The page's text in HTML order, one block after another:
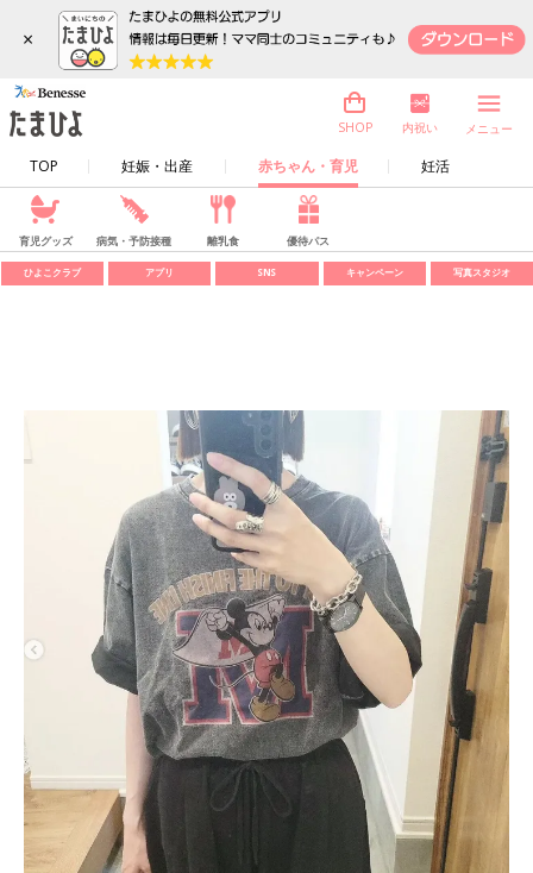
×
TOP 妊娠・出産 赤ちゃん・育児 妊活
SHOP 内祝い メニュー
育児グッズ 病気・予防接種 離乳食 優待パス
ひよこクラブ アプリ SNS キャンペーン 写真スタジオ